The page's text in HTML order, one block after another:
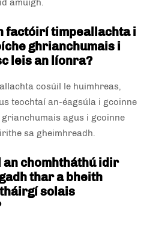
amuigh.
factóirí timpeallachta i
ghrianchumais i
leis an líonra?
cosúil le huimhreas,
teochtaí an-éagsúla i gcoinne
agus i gcoinne
sa gheimhreadh.
an chomhtháthú idir
thar a bheith
solais